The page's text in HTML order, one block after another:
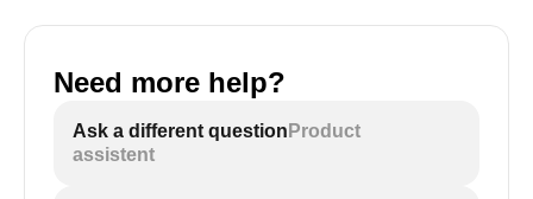
Need more help?
Ask a different question Product
assistent